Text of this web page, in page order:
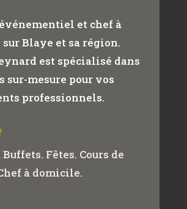
et chef à
Blaye et sa région.
est spécialisé dans
sur-mesure pour vos
professionnels.
Fêtes. Cours de
à domicile.